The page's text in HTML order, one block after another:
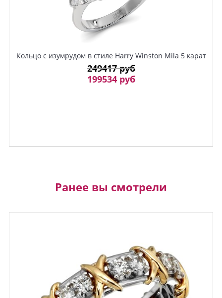
Кольцо с изумрудом в стиле Harry Winston Mila 5 карат
249417 руб
199534 руб
Ранее вы смотрели